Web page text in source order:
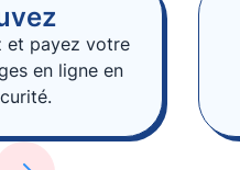
et payez votre
en ligne en